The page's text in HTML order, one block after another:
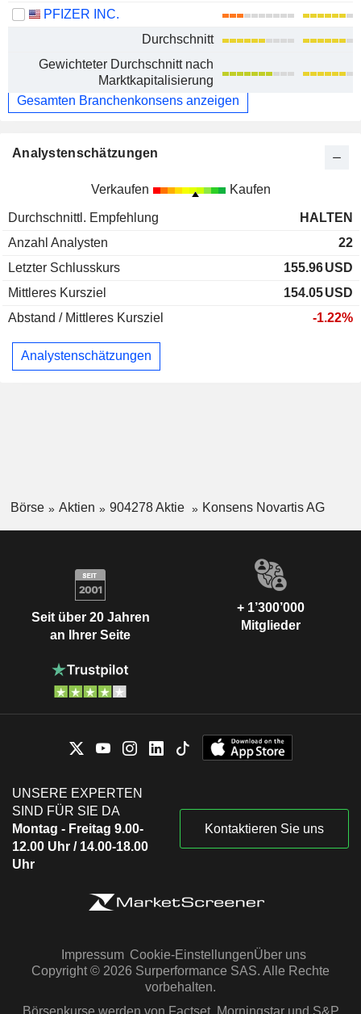
PFIZER INC.
Durchschnitt
Gewichteter Durchschnitt nach
Marktkapitalisierung
Gesamten Branchenkonsens anzeigen
Analystenschätzungen
Verkaufen Kaufen
Durchschnittl. Empfehlung
HALTEN
Anzahl Analysten
22
Letzter Schlusskurs
155.96USD
Mittleres Kursziel
154.05USD
Abstand / Mittleres Kursziel
-1.22%
Analystenschätzungen
Börse Aktien 904278 Aktie Konsens Novartis AG
Seit über 20 Jahren
an Ihrer Seite
+ 1’300’000
Mitglieder
UNSERE EXPERTEN
SIND FÜR SIE DA
Montag - Freitag 9.00-
12.00 Uhr / 14.00-18.00
Uhr
Kontaktieren Sie uns
Impressum Cookie-EinstellungenÜber uns
Copyright © 2026 Surperformance SAS. Alle Rechte
vorbehalten.
Börsenkurse werden von Factset, Morningstar und S&P